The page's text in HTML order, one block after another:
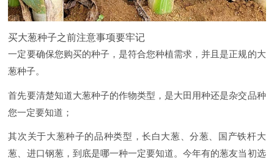
买大葱种子之前注意事项要牢记
一定要确保您购买的种子，是符合您种植需求，并且是正规的大
葱种子。
首先要清楚知道大葱种子的作物类型，是大田用种还是杂交品种
您一定要知道；
其次关于大葱种子的品种类型，长白大葱、分葱、国产铁杆大
葱、进口钢葱，到底是哪一种一定要知道。今年有的葱友当初选